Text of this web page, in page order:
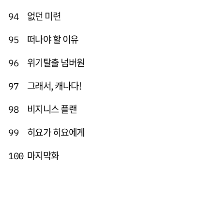
94 없던 미련
95 떠나야 할 이유
96 위기탈출 넘버원
97 그래서, 캐나다!
98 비지니스 플랜
99 히요가 히요에게
100 마지막화